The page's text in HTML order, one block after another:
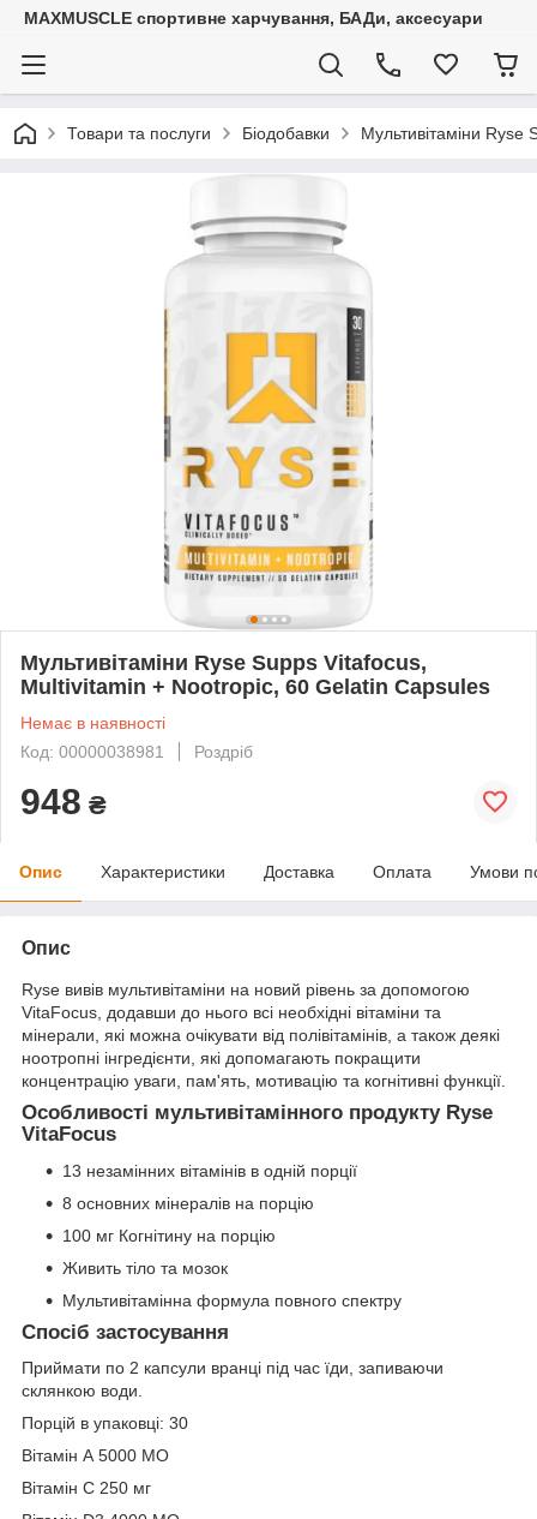
MAXMUSCLE спортивне харчування, БАДи, аксесуари
Товари та послуги Біодобавки Мультивітаміни
Мультивітаміни Ryse Supps Vitafocus,
Multivitamin + Nootropic, 60 Gelatin Capsules
Немає в наявності
Код: 00000038981
Роздріб
948 ₴
Опис Характеристики Доставка Оплата Умови
Опис
Ryse вивів мультивітаміни на новий рівень за допомогою
VitaFocus, додавши до нього всі необхідні вітаміни та
мінерали, які можна очікувати від полівітамінів, а також деякі
ноотропні інгредієнти, які допомагають покращити
концентрацію уваги, пам'ять, мотивацію та когнітивні функції.
Особливості мультивітамінного продукту Ryse
VitaFocus
13 незамінних вітамінів в одній порції
8 основних мінералів на порцію
100 мг Когнітину на порцію
Живить тіло та мозок
Мультивітамінна формула повного спектру
Спосіб застосування
Приймати по 2 капсули вранці під час їди, запиваючи
склянкою води.
Порцій в упаковці: 30
Вітамін А 5000 МО
Вітамін С 250 мг